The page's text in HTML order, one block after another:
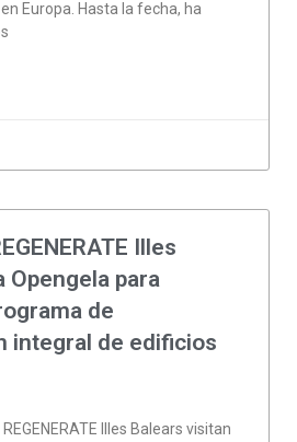
Europa. Hasta la fecha, ha
Illes
Opengela para
de
integral de edificios
Illes Balears visitan